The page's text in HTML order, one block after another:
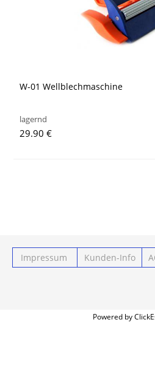
W-01 Wellblechmaschine
lagernd
29.90 €
Impressum Kunden-Info
Powered by